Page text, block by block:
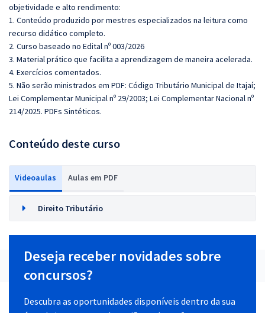
objetividade e alto rendimento:
1. Conteúdo produzido por mestres especializados na leitura como
recurso didático completo.
2. Curso baseado no Edital nº 003/2026
3. Material prático que facilita a aprendizagem de maneira acelerada.
4. Exercícios comentados.
5. Não serão ministrados em PDF: Código Tributário Municipal de Itajaí;
Lei Complementar Municipal nº 29/2003; Lei Complementar Nacional nº
214/2025. PDFs Sintéticos.
Conteúdo deste curso
Videoaulas Aulas em PDF
Direito Tributário
Deseja receber novidades sobre
concursos?
Descubra as oportunidades disponíveis dentro da sua